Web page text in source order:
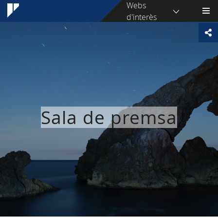
Webs
d'interès
Sala de premsa